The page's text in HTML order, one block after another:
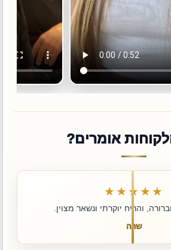
אומרים?
★★★★★
והריח יוקרתי ונשאר מצוין.
שרה